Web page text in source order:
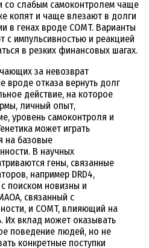
со слабым самоконтролем чаще
копят и чаще влезают в долги
в генах вроде COMT. Варианты
с импульсивностью и реакцией
в резких финансовых шагах.
за невозврат
вроде отказа вернуть долг
действие, на которое
личный опыт,
уровень самоконтроля и
может играть
на базовые
В научных
гены, связанные
например DRD4,
поиском новизны и
связанный с
и COMT, влияющий на
Их вклад может оказывать
поведение людей, но не
конкретные поступки